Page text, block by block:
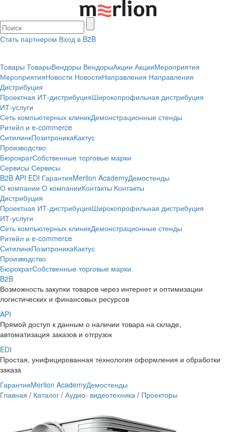
Стать партнером Вход в B2B
Товары ТоварыВендоры ВендорыАкции АкцииМероприятия
МероприятияНовости НовостиНаправления Направления
Дистрибуция
Проектная ИТ-дистрибуцияШирокопрофильная дистрибуция
ИТ-услуги
Сеть компьютерных клиникДемонстрационные стенды
Ритейл и e-commerce
СитилинкПозитроникаКактус
Производство
БюрократСобственные торговые марки
Сервисы Сервисы
B2B API EDI ГарантияMerlion AcademyДемостенды
О компании О компанииКонтакты Контакты
Дистрибуция
Проектная ИТ-дистрибуцияШирокопрофильная дистрибуция
ИТ-услуги
Сеть компьютерных клиникДемонстрационные стенды
Ритейл и e-commerce
СитилинкПозитроникаКактус
Производство
БюрократСобственные торговые марки
B2B
Возможность закупки товаров через интернет и оптимизации
логистических и финансовых ресурсов
API
Прямой доступ к данным о наличии товара на складе,
автоматизация заказов и отгрузок
EDI
Простая, унифицированная технология оформления и обработки
заказа
ГарантияMerlion AcademyДемостенды
Главная / Каталог / Аудио- видеотехника / Проекторы